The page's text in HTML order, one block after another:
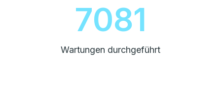
8000
Wartungen durchgeführt